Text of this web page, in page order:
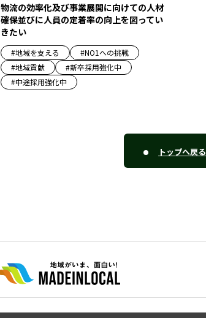
物流の効率化及び事業展開に向けての人材
確保並びに人員の定着率の向上を図ってい
きたい
#地域を支える #NO1への挑戦
#地域貢献 #新卒採用強化中
#中途採用強化中
トップへ戻る